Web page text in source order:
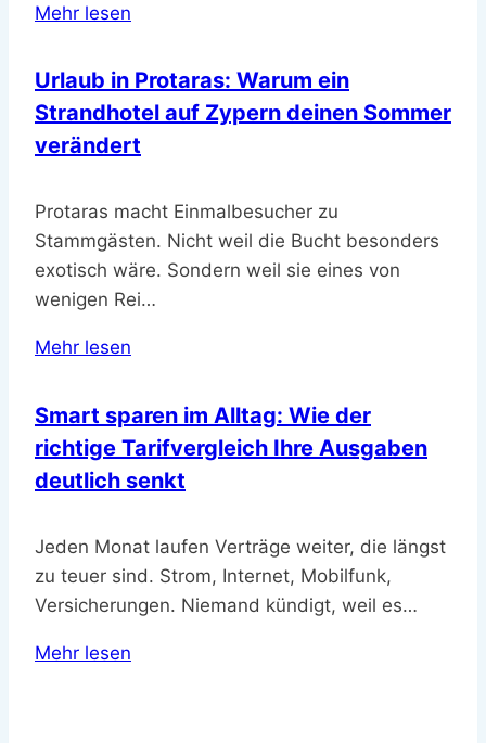
Mehr lesen
Urlaub in Protaras: Warum ein
Strandhotel auf Zypern deinen Sommer
verändert
Protaras macht Einmalbesucher zu
Stammgästen. Nicht weil die Bucht besonders
exotisch wäre. Sondern weil sie eines von
wenigen Rei…
Mehr lesen
Smart sparen im Alltag: Wie der
richtige Tarifvergleich Ihre Ausgaben
deutlich senkt
Jeden Monat laufen Verträge weiter, die längst
zu teuer sind. Strom, Internet, Mobilfunk,
Versicherungen. Niemand kündigt, weil es…
Mehr lesen